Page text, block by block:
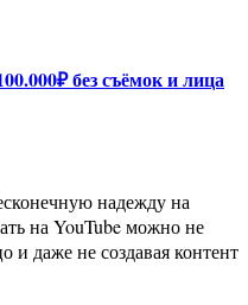
без съёмок и лица
на YouTube можно не
и даже не создавая контент